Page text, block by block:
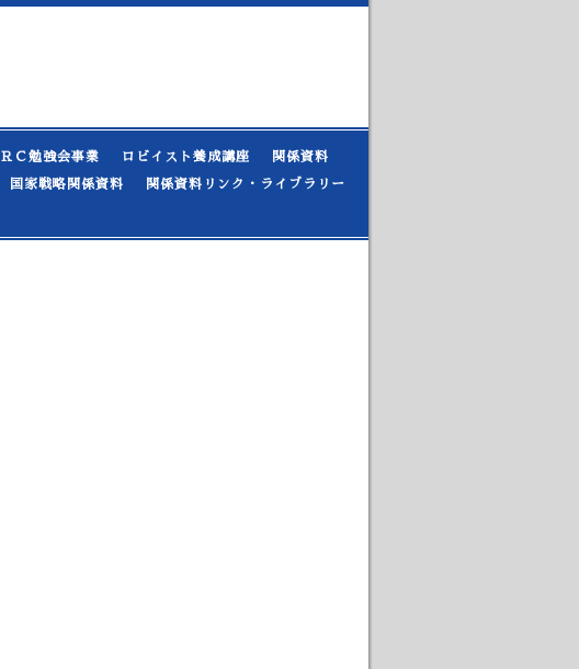
ＲＣ勉強会事業 ロビイスト養成講座 関係資料
国家戦略関係資料 関係資料リンク・ライブラリー